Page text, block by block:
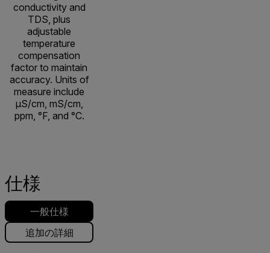
conductivity and
TDS, plus
adjustable
temperature
compensation
factor to maintain
accuracy. Units of
measure include
µS/cm, mS/cm,
ppm, °F, and °C.
仕様
一般仕様
追加の詳細